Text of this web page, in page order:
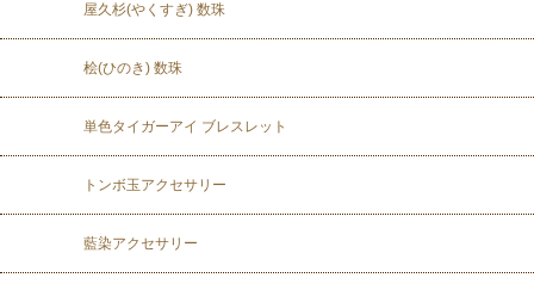
屋久杉(やくすぎ) 数珠
桧(ひのき) 数珠
単色タイガーアイ ブレスレット
トンボ玉アクセサリー
藍染アクセサリー